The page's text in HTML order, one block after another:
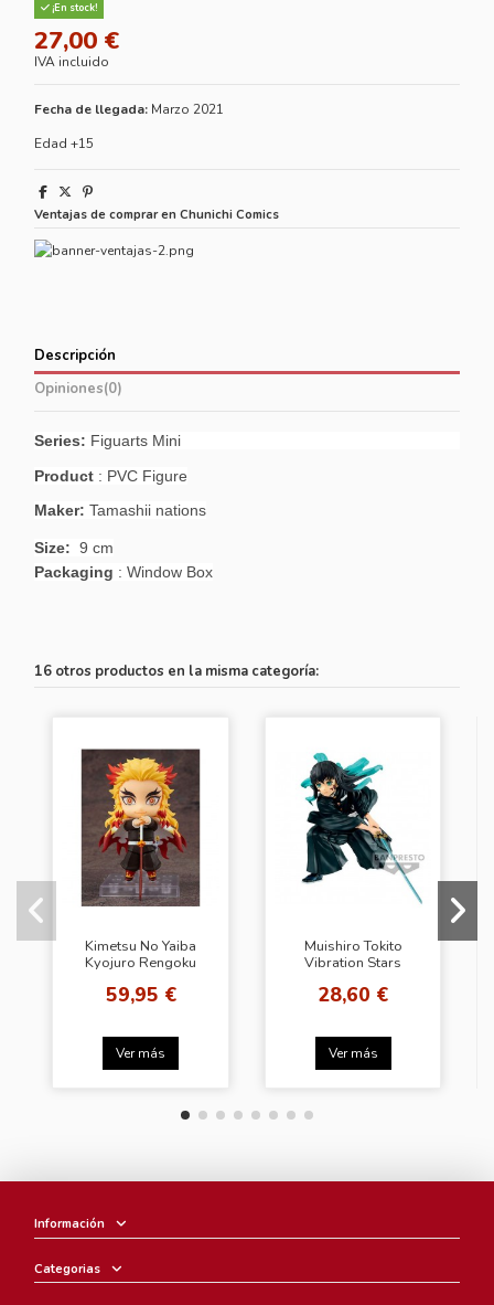
¡En stock!
27,00 €
IVA incluido
Fecha de llegada: Marzo 2021
Edad +15
Ventajas de comprar en Chunichi Comics
Descripción
Opiniones(0)
Series: Figuarts Mini
Product : PVC Figure
Maker: Tamashii nations
Size: 9 cm
Packaging : Window Box
16 otros productos en la misma categoría:
Kimetsu No Yaiba
Kyojuro Rengoku
59,95 €
Ver más
Muishiro Tokito
Vibration Stars
Kimetsu no Yaiba
28,60 €
Ver más
Información
Categorias